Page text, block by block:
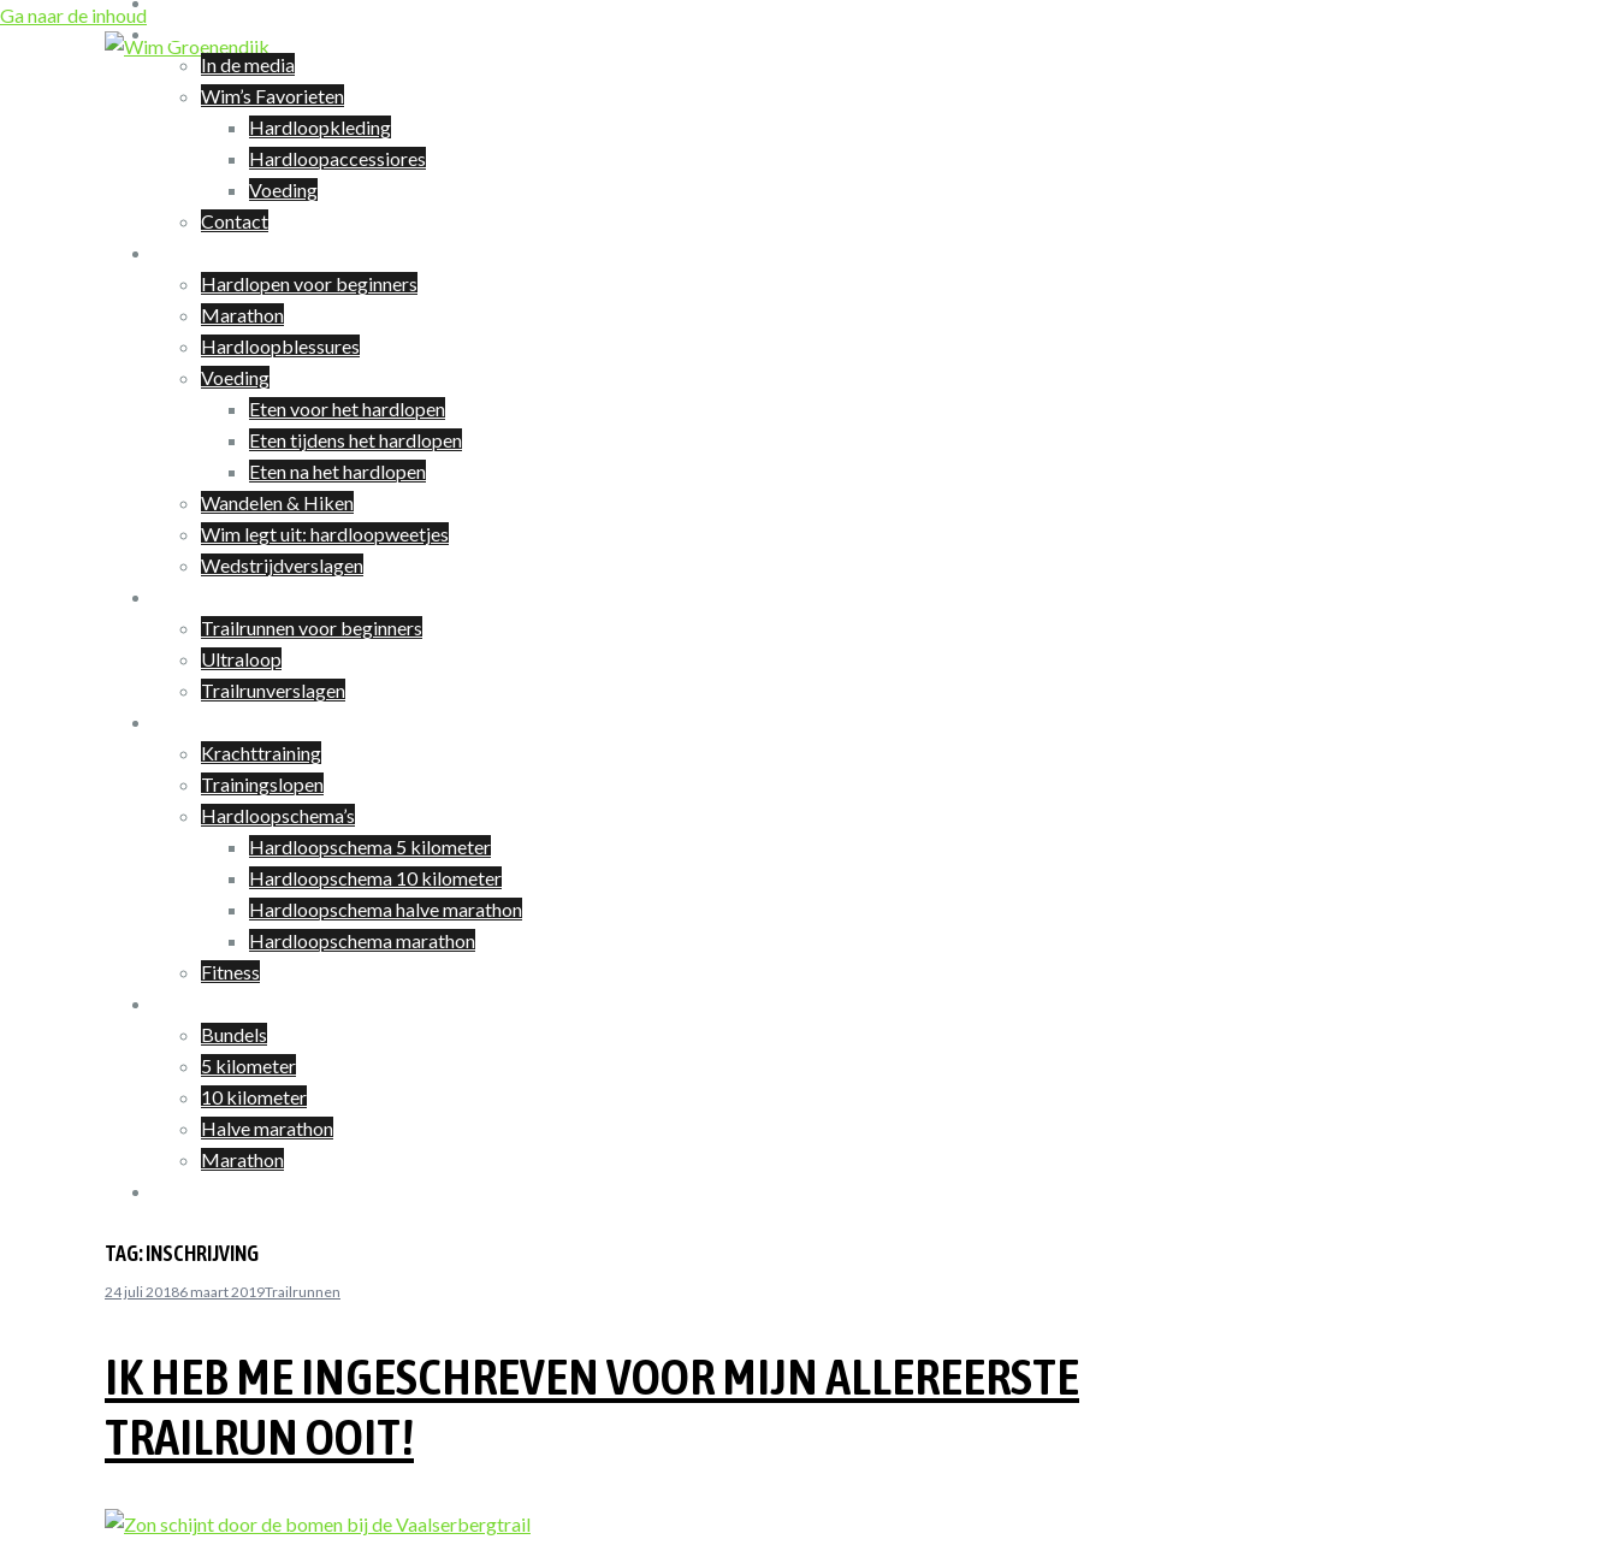
Ga naar de inhoud
In de media
Wim’s Favorieten
Hardloopkleding
Hardloopaccessiores
Voeding
Contact
Hardlopen voor beginners
Marathon
Hardloopblessures
Voeding
Eten voor het hardlopen
Eten tijdens het hardlopen
Eten na het hardlopen
Wandelen & Hiken
Wim legt uit: hardloopweetjes
Wedstrijdverslagen
Trailrunnen voor beginners
Ultraloop
Trailrunverslagen
Krachttraining
Trainingslopen
Hardloopschema’s
Hardloopschema 5 kilometer
Hardloopschema 10 kilometer
Hardloopschema halve marathon
Hardloopschema marathon
Fitness
Bundels
5 kilometer
10 kilometer
Halve marathon
Marathon
TAG:INSCHRIJVING
24 juli 20186 maart 2019Trailrunnen
IK HEB ME INGESCHREVEN VOOR MIJN ALLEREERSTE
TRAILRUN OOIT!